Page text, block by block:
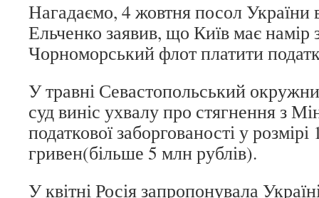
Нагадаємо, 4 жовтня посол України
Ельченко заявив, що Київ має намір
Чорноморський флот платити
У травні Севастопольський
суд виніс ухвалу про стягнення з
податкової заборгованості у
гривен(більше 5 млн рублів).
У квітні Росія запропонувала